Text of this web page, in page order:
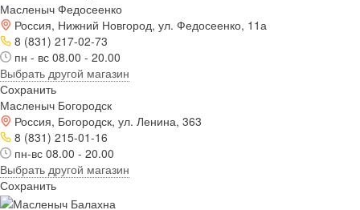
Масленыч Федосеенко
Россия, Нижний Новгород, ул. Федосеенко, 11а
8 (831) 217-02-73
пн - вс 08.00 - 20.00
Выбрать другой магазин
Сохранить
Масленыч Богородск
Россия, Богородск, ул. Ленина, 363
8 (831) 215-01-16
пн-вс 08.00 - 20.00
Выбрать другой магазин
Сохранить